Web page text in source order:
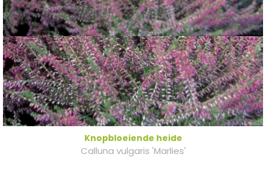
Knopbloeiende heide
Calluna vulgaris 'Marlies'